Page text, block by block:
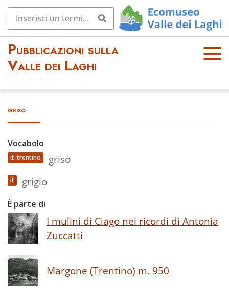
Pubblicazioni sulla
Valle dei Laghi
OPE
griso
Vocabolo
it-trentino griso
it grigio
È parte di
I mulini di Ciago nei ricordi di Antonia
Zuccatti
Margone (Trentino) m. 950